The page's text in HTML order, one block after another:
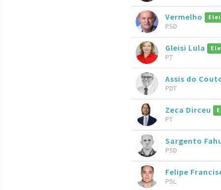
Vermelho
PSD
Gleisi Lula
PT
Assis do
PDT
Zeca Dirceu
PT
Sargento
PSD
Felipe
PSL